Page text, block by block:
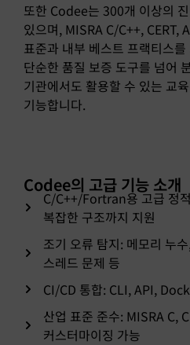
또한 Codee는 300개 이상의
있으며, MISRA C/C++, CERT,
표준과 내부 베스트 프랙티스
단순한 품질 보증 도구를 넘어
기관에서도 활용할 수 있는 교
기능합니다.
Codee의 고급 기능 소개
C/C++/Fortran용 고급 정
복잡한 구조까지 지원
조기 오류 탐지: 메모리 누
스레드 문제 등
CI/CD 통합: CLI, API,
산업 표준 준수: MISRA C,
커스터마이징 가능